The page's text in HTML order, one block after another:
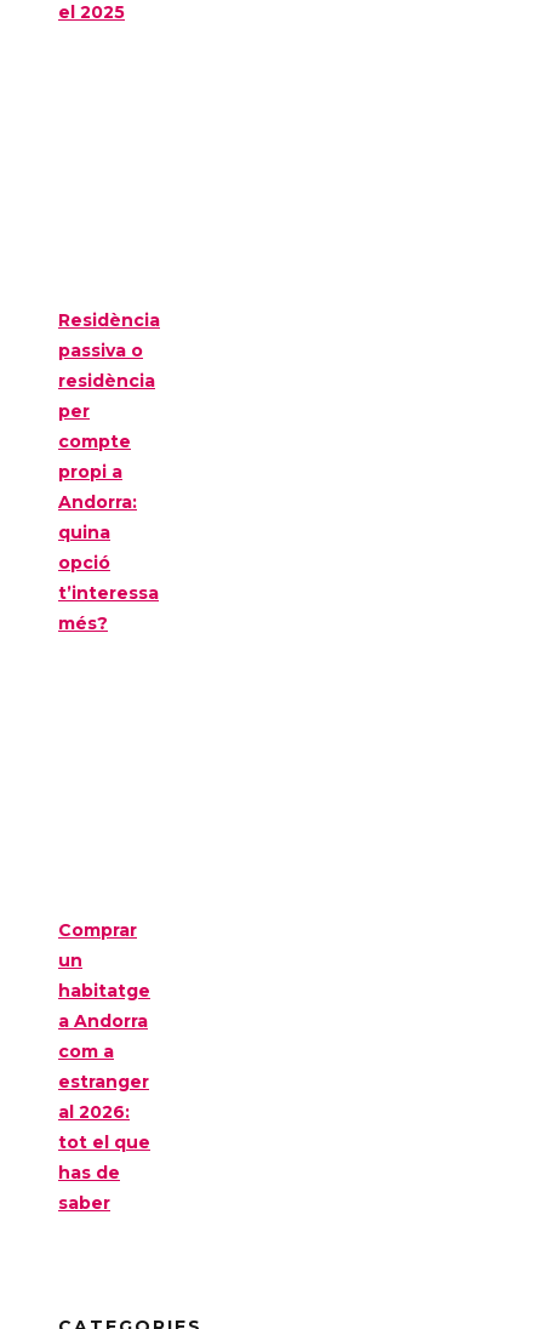
el 2025
Residència
passiva o
residència
per
compte
propi a
Andorra:
quina
opció
t’interessa
més?
Comprar
un
habitatge
a Andorra
com a
estranger
al 2026:
tot el que
has de
saber